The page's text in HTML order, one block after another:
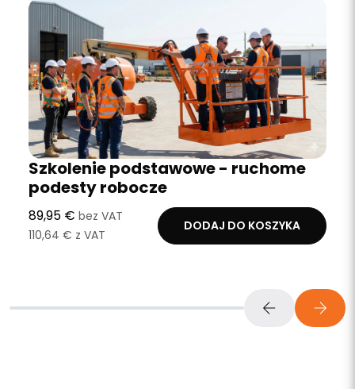
Szkolenie podstawowe - ruchome
podesty robocze
89,95 € bez VAT
110,64 € z VAT
DODAJ DO KOSZYKA